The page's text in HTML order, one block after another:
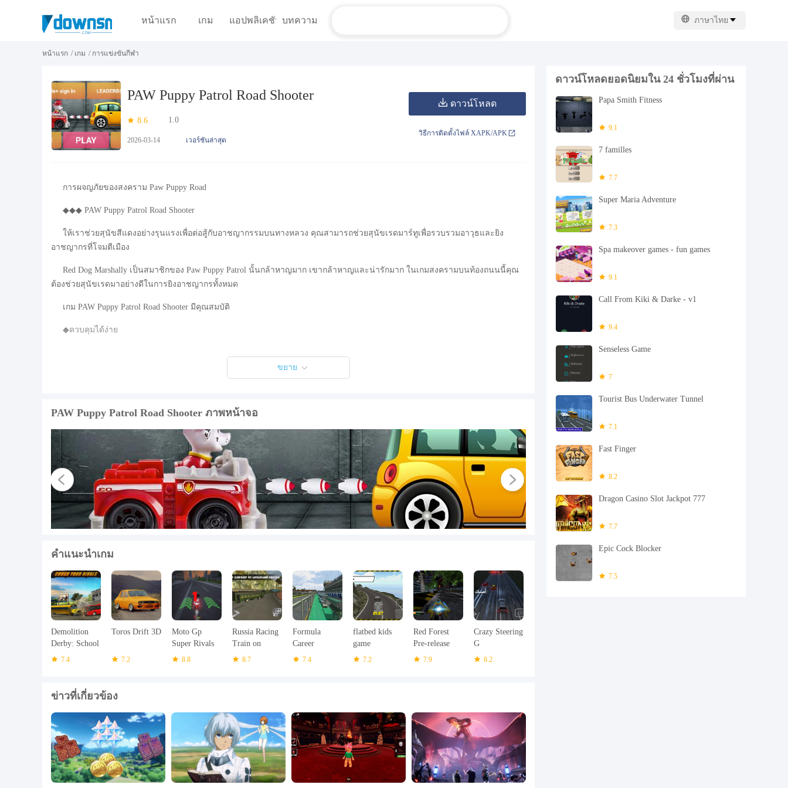
หน้าแรก เกม แอปพลิเคชัน บทความ ภาษาไทย
หน้าแรก / เกม / การแข่งขันกีฬา
PAW Puppy Patrol Road Shooter
8.6 1.0
2026-03-14 เวอร์ชันล่าสุด
ดาวน์โหลด
วิธีการติดตั้งไฟล์ XAPK/APK
การผจญภัยของสงคราม Paw Puppy Road
◆◆◆ PAW Puppy Patrol Road Shooter
ให้เราช่วยสุนัขสีแดงอย่างรุนแรงเพื่อต่อสู้กับอาชญากรรมบนทางหลวง คุณสามารถช่วยสุนัขเรดมาร์ทูเพื่อรวบรวมอาวุธและยิง
อาชญากรที่โจมตีเมือง
Red Dog Marshally เป็นสมาชิกของ Paw Puppy Patrol นั้นกล้าหาญมาก เขากล้าหาญและน่ารักมาก ในเกมสงครามบนท้องถนนนี้คุณ
ต้องช่วยสุนัขเรดมาอย่างดีในการยิงอาชญากรทั้งหมด
เกม PAW Puppy Patrol Road Shooter มีคุณสมบัติ
◆ควบคุมได้ง่าย
◆เอฟเฟกต์ภาพที่ยอดเยี่ยม
◆สนุกมากขึ้น
ดาวน์โหลด PAW Puppy Patrol Road Shooter ตอนนี้และเล่นกับเพื่อนของคุณ
ขยาย
PAW Puppy Patrol Road Shooter ภาพหน้าจอ
คำแนะนำเกม
Demolition
Derby: School
Bus7.4
Toros Drift 3D
7.2
Moto Gp
Super Rivals
Bike Race
8.8
Russia Racing
Train on
Siberia
8.7
Formula
Career
7.4
flatbed kids
game
7.2
Red Forest
Pre-release
ALPHA
7.9
Crazy Steering
G
8.2
ข่าวที่เกี่ยวข้อง
ดาวน์โหลดยอดนิยมใน 24 ชั่วโมงที่ผ่าน
มา
Papa Smith Fitness
9.1
7 familles
7.7
Super Maria Adventure
7.3
Spa makeover games - fun games
9.1
Call From Kiki & Darke - v1
9.4
Senseless Game
7
Tourist Bus Underwater Tunnel
7.1
Fast Finger
8.2
Dragon Casino Slot Jackpot 777
7.7
Epic Cock Blocker
7.5